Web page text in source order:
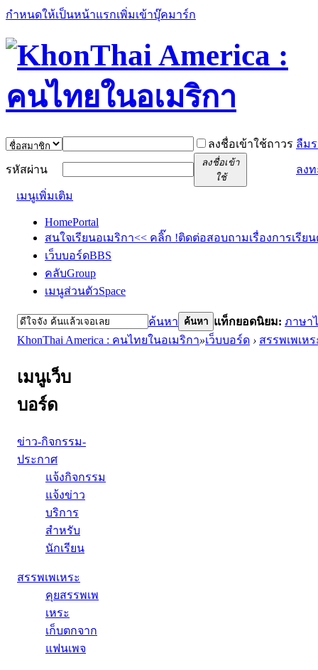
กำหนดให้เป็นหน้าแรกเพิ่มเข้าบุ๊คมาร์ก
ลงชื่อเข้าใช้ถาวร ลืม
รหัสผ่าน
ลงชื่อเข้า
ใช้
ลง
เมนูเพิ่มเติม
HomePortal
สนใจเรียนอเมริกา<< คลิ๊ก !ติดต่อสอบถามเรื่องการเรีย
เว็บบอร์ดBBS
คลับGroup
เมนูส่วนตัวSpace
ค้นหา ค้นหา แท็กยอดนิยม: ภาษา
KhonThai America : คนไทยในอเมริกา»เว็บบอร์ด › สรรพเพเหร
เมนูเว็บ
บอร์ด
ข่าว-กิจกรรม-
ประกาศ
แจ้งกิจกรรม
แจ้งข่าว
บริการ
สำหรับ
นักเรียน
สรรพเพเหระ
คุยสรรพเพ
เหระ
เก็บตกจาก
แฟนเพจ